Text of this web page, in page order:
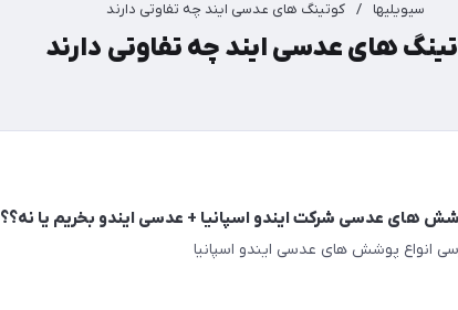
سیویلیها / کوتینگ های عدسی ایند چه تفاوتی دارند
های عدسی ایند چه تفاوتی دارند
های عدسی شرکت ایندو اسپانیا + عدسی ایندو بخریم یا نه؟؟
انواع پوشش های عدسی ایندو اسپانیا